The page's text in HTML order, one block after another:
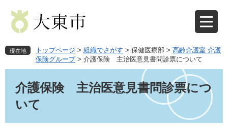
先
で
を
ば
へ
現在地 トップページ > 組織でさがす > 保健医療部 > 高齢介護室 介護
保険グループ > 介護保険 主治医意見書問診票について
介護保険 主治医意見書問診票につ
いて